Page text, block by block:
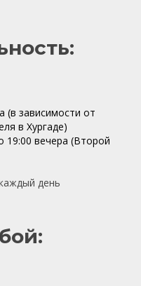
(в зависимости от
в Хургаде)
19:00 вечера (Второй
день